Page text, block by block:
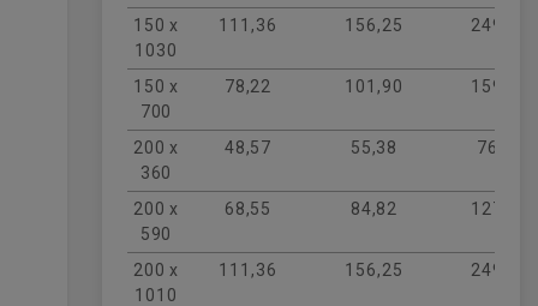
150 x
1030
111,36 156,25 249,08
150 x
700
78,22 101,90 159,34
200 x
360
48,57 55,38 76,79
200 x
590
68,55 84,82 127,44
200 x
1010
111,36 156,25 249,08